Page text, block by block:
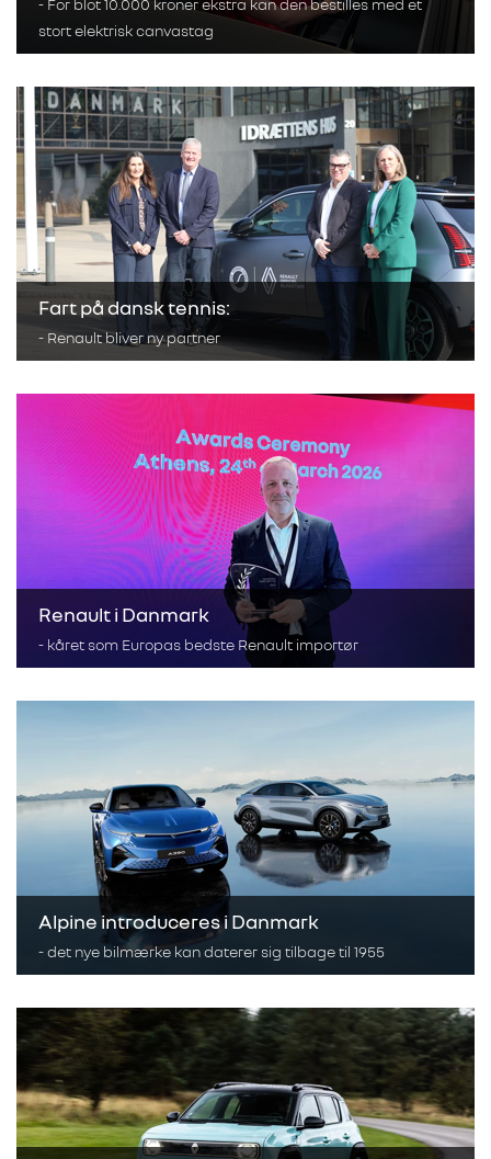
- For blot 10.000 kroner ekstra kan den bestilles med et
stort elektrisk canvastag
Fart på dansk tennis:
- Renault bliver ny partner
Renault i Danmark
- kåret som Europas bedste Renault importør
Alpine introduceres i Danmark
- det nye bilmærke kan daterer sig tilbage til 1955